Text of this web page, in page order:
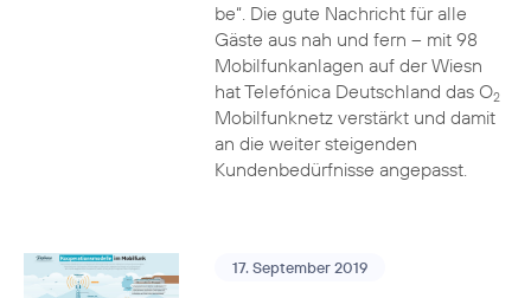
be“. Die gute Nachricht für alle
Gäste aus nah und fern – mit 98
Mobilfunkanlagen auf der Wiesn
hat Telefónica Deutschland das O2
Mobilfunknetz verstärkt und damit
an die weiter steigenden
Kundenbedürfnisse angepasst.
17. September 2019